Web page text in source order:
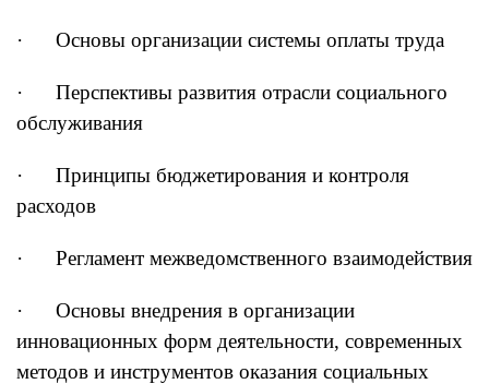
· Основы организации системы оплаты труда
· Перспективы развития отрасли социального
обслуживания
· Принципы бюджетирования и контроля
расходов
· Регламент межведомственного взаимодействия
· Основы внедрения в организации
инновационных форм деятельности, современных
методов и инструментов оказания социальных